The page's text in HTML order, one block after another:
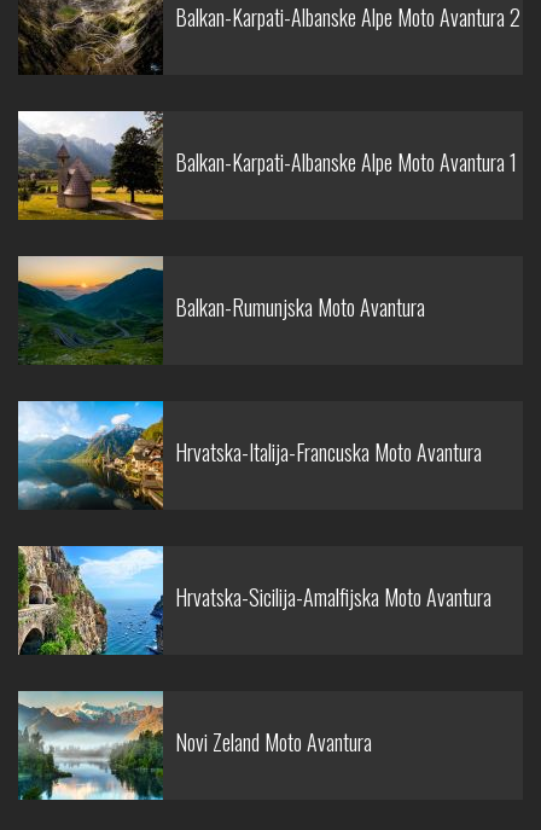
Balkan-Karpati-Albanske Alpe Moto Avantura 2
Balkan-Karpati-Albanske Alpe Moto Avantura 1
Balkan-Rumunjska Moto Avantura
Hrvatska-Italija-Francuska Moto Avantura
Hrvatska-Sicilija-Amalfijska Moto Avantura
Novi Zeland Moto Avantura